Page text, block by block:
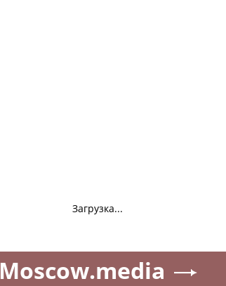
Загрузка...
Moscow.media